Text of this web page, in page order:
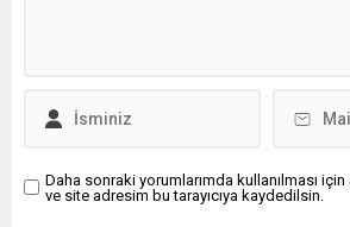
Daha sonraki yorumlarımda kullanılması
ve site adresim bu tarayıcıya kaydedilsin.